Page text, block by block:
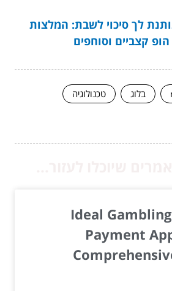
לך סיכוי לשבת: המלצות
קצביים וסוחפים
בלוג
טכנולוגיה
Ideal
Payment